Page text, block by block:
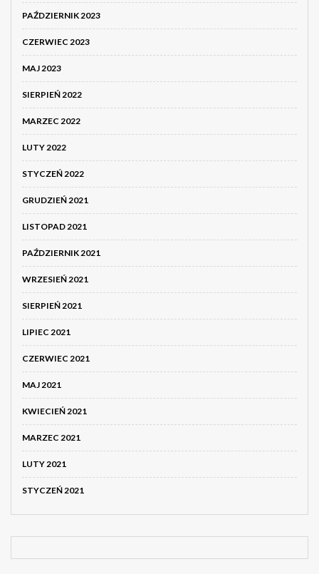
PAŹDZIERNIK 2023
CZERWIEC 2023
MAJ 2023
SIERPIEŃ 2022
MARZEC 2022
LUTY 2022
STYCZEŃ 2022
GRUDZIEŃ 2021
LISTOPAD 2021
PAŹDZIERNIK 2021
WRZESIEŃ 2021
SIERPIEŃ 2021
LIPIEC 2021
CZERWIEC 2021
MAJ 2021
KWIECIEŃ 2021
MARZEC 2021
LUTY 2021
STYCZEŃ 2021